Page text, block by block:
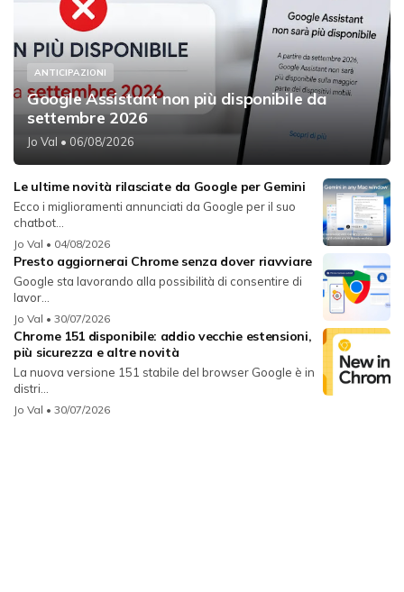
ANTICIPAZIONI
Google Assistant non più disponibile da
settembre 2026
Jo Val • 06/08/2026
Le ultime novità rilasciate da Google per Gemini
Ecco i miglioramenti annunciati da Google per il suo
chatbot...
Jo Val • 04/08/2026
Presto aggiornerai Chrome senza dover riavviare
Google sta lavorando alla possibilità di consentire di
lavor...
Jo Val • 30/07/2026
Chrome 151 disponibile: addio vecchie estensioni,
più sicurezza e altre novità
La nuova versione 151 stabile del browser Google è in
distri...
Jo Val • 30/07/2026